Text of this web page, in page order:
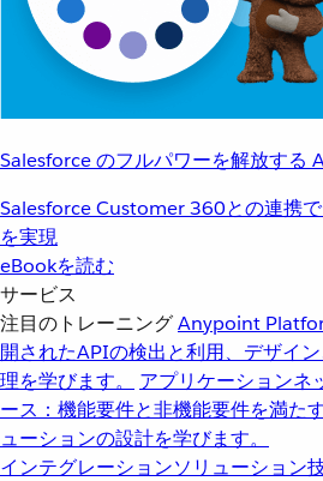
Salesforce のフルパワーを解放する
Salesforce Customer 360との連携
を実現
eBookを読む
サービス
注目のトレーニングAnypoint
開されたAPIの検出と利用、デザイ
理を学びます。
アプリケーションネ
ース：機能要件と非機能要件を満た
ューションの設計を学びます。
インテグレーションソリューション